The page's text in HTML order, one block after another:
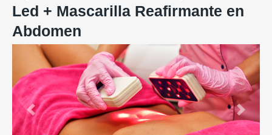
Led + Mascarilla Reafirmante en
Abdomen
Previous Next